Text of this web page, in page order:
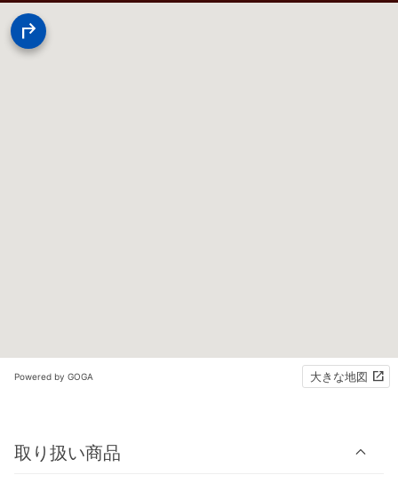
Powered by GOGA 大きな地図
取り扱い商品